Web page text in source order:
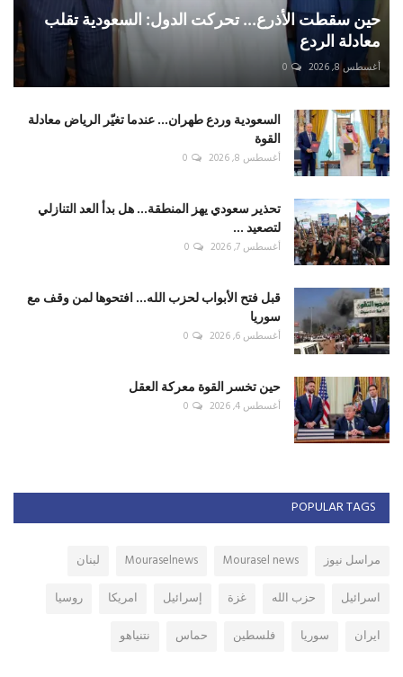
حين سقطت الأذرع... تحركت الدول: السعودية تقلب
معادلة الردع
أغسطس 8, 2026 0
السعودية وردع طهران... عندما تغيّر الرياض معادلة
القوة
أغسطس 8, 2026 0
تحذير سعودي يهز المنطقة... هل بدأ العد التنازلي
لتصعيد ...
أغسطس 7, 2026 0
قبل فتح الأبواب لحزب الله... افتحوها لمن وقف مع
سوريا
أغسطس 6, 2026 0
حين تخسر القوة معركة العقل
أغسطس 4, 2026 0
POPULAR TAGS
مراسل نيوز Mourasel news
Mouraselnews
لبنان
اسرائيل
حزب الله غزة إسرائيل امريكا
روسيا
ايران
سوريا فلسطين حماس نتنياهو